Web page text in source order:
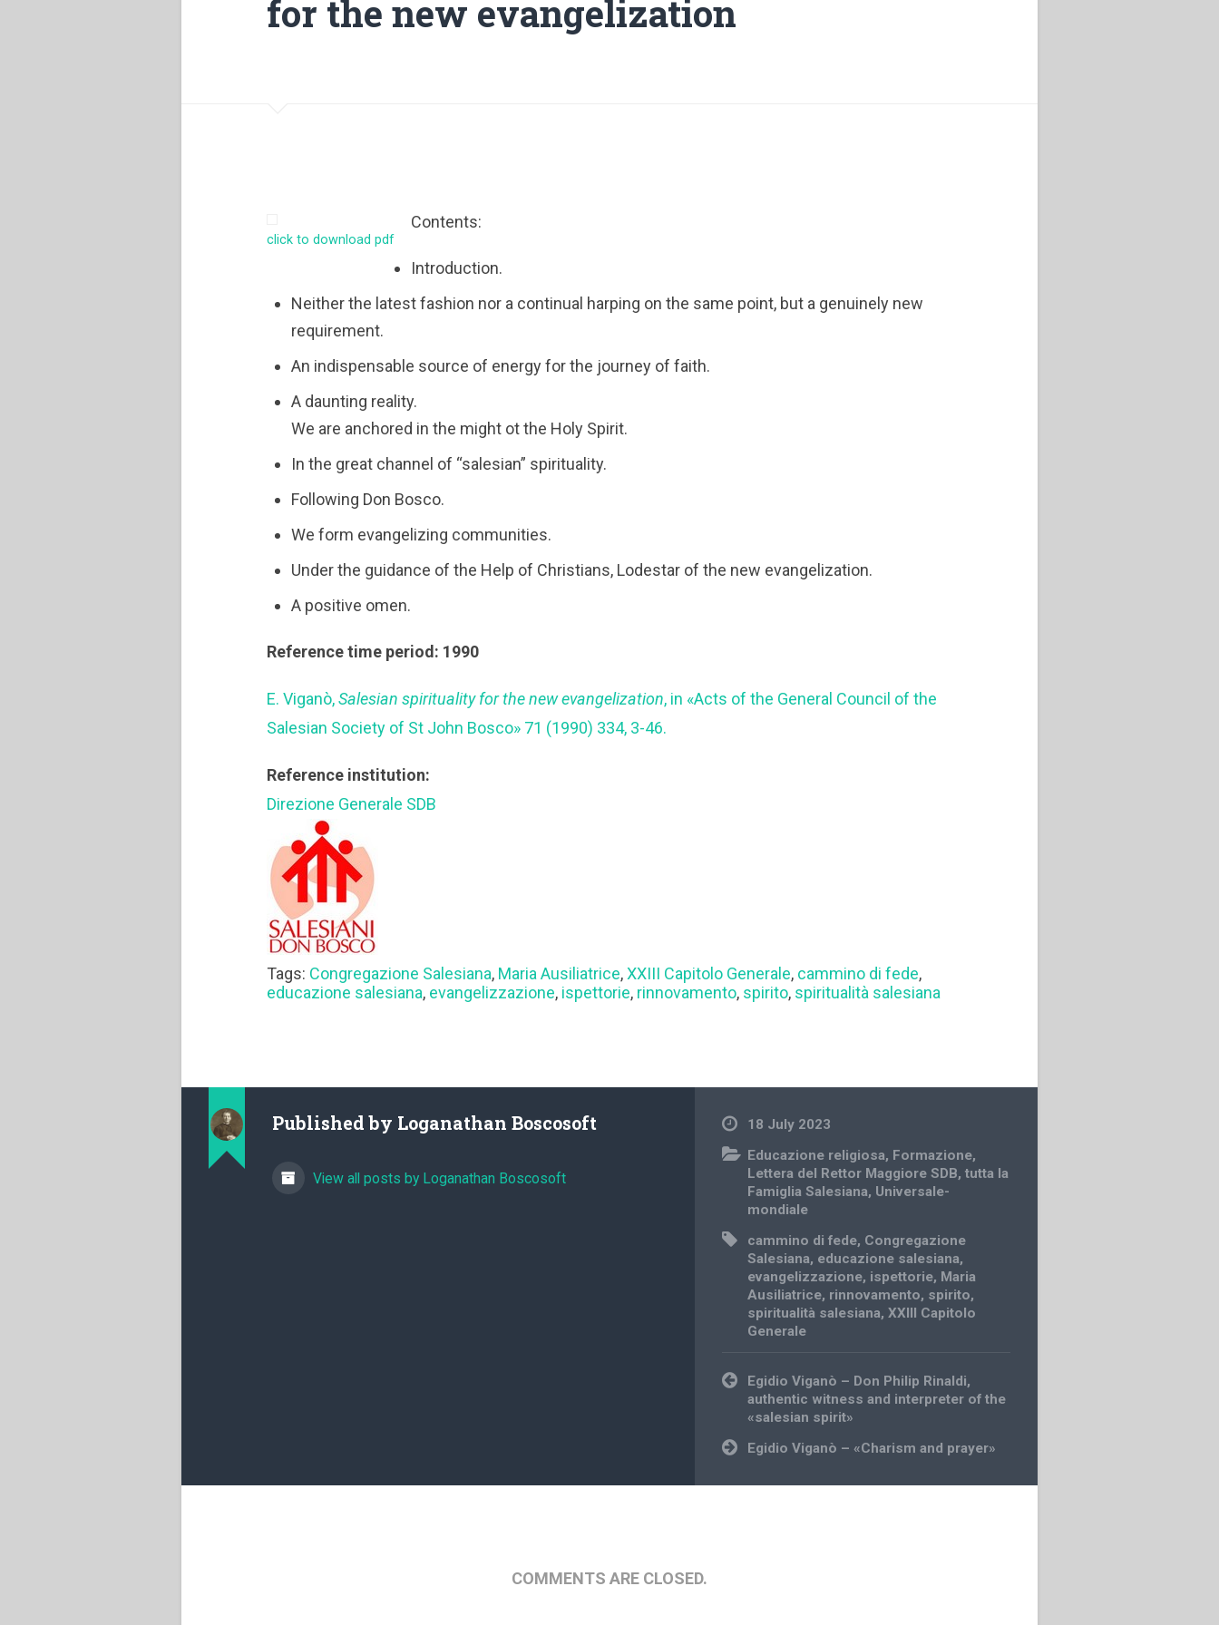
for the new evangelization
click to download pdf
Contents:
Introduction.
Neither the latest fashion nor a continual harping on the same point, but a genuinely new
requirement.
An indispensable source of energy for the journey of faith.
A daunting reality.
We are anchored in the might ot the Holy Spirit.
In the great channel of “salesian” spirituality.
Following Don Bosco.
We form evangelizing communities.
Under the guidance of the Help of Christians, Lodestar of the new evangelization.
A positive omen.
Reference time period: 1990
E. Viganò,Salesian spirituality for the new evangelization, in «Acts of the General Council of the
Salesian Society of St John Bosco» 71 (1990) 334, 3-46.
Reference institution:
Direzione Generale SDB
Tags: Congregazione Salesiana, Maria Ausiliatrice,XXIII Capitolo Generale, cammino di fede,
educazione salesiana, evangelizzazione, ispettorie, rinnovamento, spirito, spiritualità salesiana
Published by Loganathan Boscosoft
View all posts by Loganathan Boscosoft
18 July 2023
Educazione religiosa, Formazione,
Lettera del Rettor Maggiore SDB,tutta la
Famiglia Salesiana, Universale-
mondiale
cammino di fede, Congregazione
Salesiana, educazione salesiana,
evangelizzazione, ispettorie, Maria
Ausiliatrice, rinnovamento, spirito,
spiritualità salesiana,XXIII Capitolo
Generale
Post
navigation
Egidio Viganò – Don Philip Rinaldi,
authentic witness and interpreter of the
«salesian spirit»
Egidio Viganò – «Charism and prayer»
COMMENTS ARE CLOSED.